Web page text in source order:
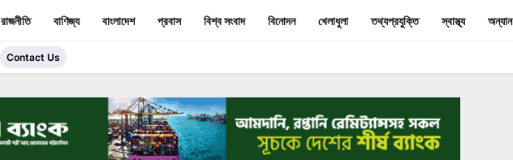
রাজনীতি বাণিজ্য বাংলাদেশ প্রবাস বিশ্ব সংবাদ বিনোদন খেলাধুলা তথ্যপ্রযুক্তি স্বাস্থ্য অন্যান
Contact Us